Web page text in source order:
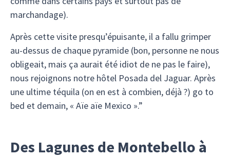
marchandage).
Après cette visite presqu’épuisante, il a fallu grimper
au-dessus de chaque pyramide (bon, personne ne nous
obligeait, mais ça aurait été idiot de ne pas le faire),
nous rejoignons notre hôtel Posada del Jaguar. Après
une ultime téquila (on en est à combien, déjà ?) go to
bed et demain, « Aïe aïe Mexico ».”
Des Lagunes de Montebello à